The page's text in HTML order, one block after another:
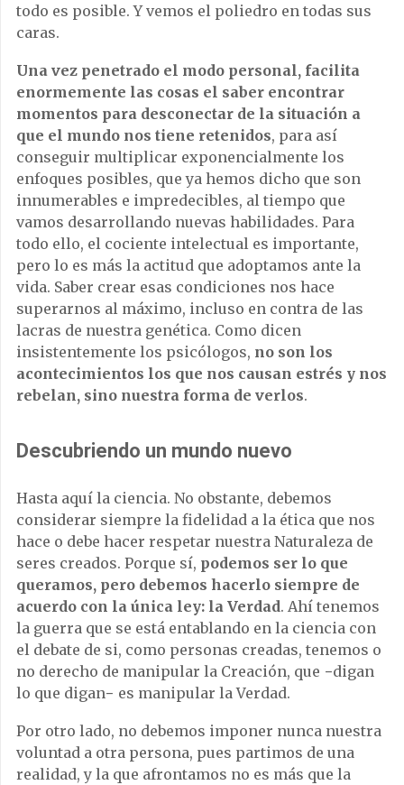
todo es posible. Y vemos el poliedro en todas sus
caras.
Una vez penetrado el modo personal, facilita
enormemente las cosas el saber encontrar
momentos para desconectar de la situación a
que el mundo nos tiene retenidos, para así
conseguir multiplicar exponencialmente los
enfoques posibles, que ya hemos dicho que son
innumerables e impredecibles, al tiempo que
vamos desarrollando nuevas habilidades. Para
todo ello, el cociente intelectual es importante,
pero lo es más la actitud que adoptamos ante la
vida. Saber crear esas condiciones nos hace
superarnos al máximo, incluso en contra de las
lacras de nuestra genética. Como dicen
insistentemente los psicólogos, no son los
acontecimientos los que nos causan estrés y nos
rebelan, sino nuestra forma de verlos.
Descubriendo un mundo nuevo
Hasta aquí la ciencia. No obstante, debemos
considerar siempre la fidelidad a la ética que nos
hace o debe hacer respetar nuestra Naturaleza de
seres creados. Porque sí, podemos ser lo que
queramos, pero debemos hacerlo siempre de
acuerdo con la única ley: la Verdad. Ahí tenemos
la guerra que se está entablando en la ciencia con
el debate de si, como personas creadas, tenemos o
no derecho de manipular la Creación, que −digan
lo que digan− es manipular la Verdad.
Por otro lado, no debemos imponer nunca nuestra
voluntad a otra persona, pues partimos de una
realidad, y la que afrontamos no es más que la